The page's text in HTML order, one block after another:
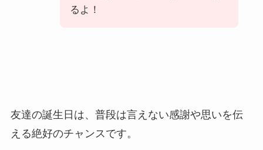
るよ！
友達の誕生日は、普段は言えない感謝や思いを伝
える絶好のチャンスです。